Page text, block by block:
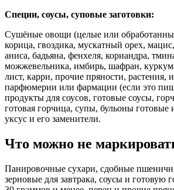
Специи, соусы, суповые заготовки:
Сушёные овощи (целые или
корица, гвоздика, мускатный орех,
аниса, бадьяна, фенхеля, кориандра,
можжевельника, имбирь, шафран,
лист, карри, прочие пряности, растения,
парфюмерии или фармации (если это
продукты для соусов, готовые соусы,
готовая горчица, супы, бульоны готовые
уксус и его заменители.
Что можно не
Панировочные сухари, сдобные
зерновые для завтрака, соусы и готовую